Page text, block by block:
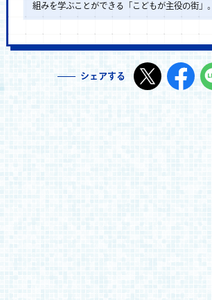
組みを学ぶことができる「こどもが主役の街」。
シェアする